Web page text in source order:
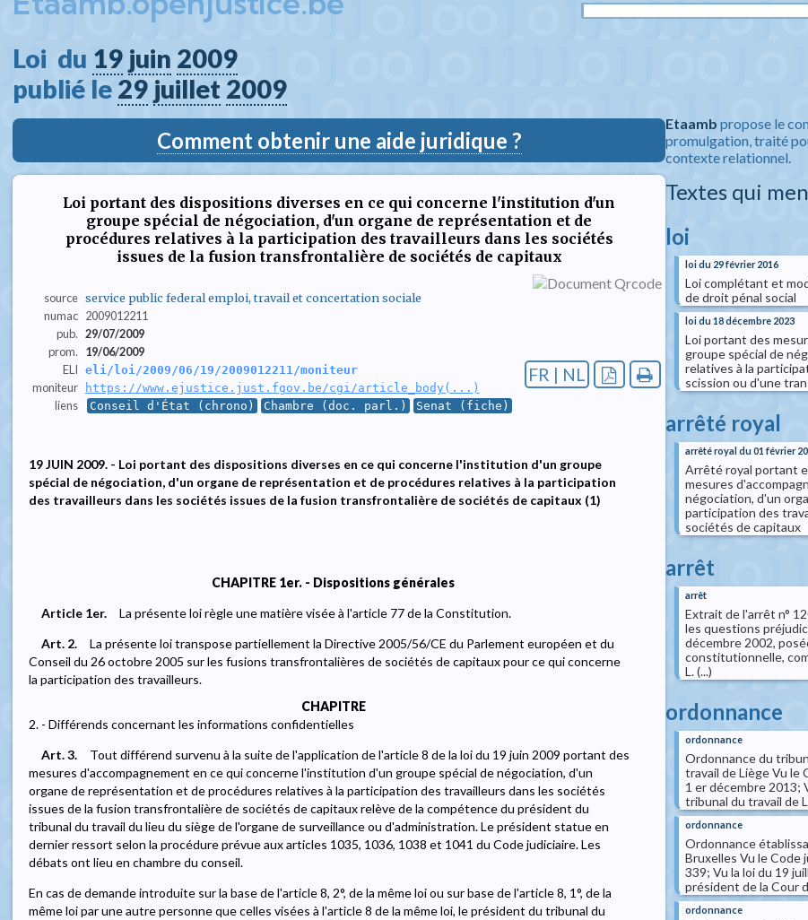
Loi  du 19 juin 2009
publié le 29 juillet 2009
Comment obtenir une aide juridique ?
Loi portant des dispositions diverses en ce qui concerne l'institution d'un
groupe spécial de négociation, d'un organe de représentation et de
procédures relatives à la participation des travailleurs dans les sociétés
issues de la fusion transfrontalière de sociétés de capitaux
source service public federal emploi, travail et concertation sociale
numac 2009012211
pub. 29/07/2009
prom.
19/06/2009
ELI eli/loi/2009/06/19/2009012211/moniteur
moniteur https://www.ejustice.just.fgov.be/cgi/article_body(...)
liens Conseil d'État (chrono) Chambre (doc. parl.) Senat (fiche)
FR | NL
19 JUIN 2009. - Loi portant des dispositions diverses en ce qui concerne l'institution d'un groupe
spécial de négociation, d'un organe de représentation et de procédures relatives à la participation
des travailleurs dans les sociétés issues de la fusion transfrontalière de sociétés de capitaux (1)
CHAPITRE 1er. - Dispositions générales
Article 1er.
La présente loi règle une matière visée à l'article 77 de la Constitution.
Art. 2.
La présente loi transpose partiellement la Directive 2005/56/CE du Parlement européen et du
Conseil du 26 octobre 2005 sur les fusions transfrontalières de sociétés de capitaux pour ce qui concerne
la participation des travailleurs.
CHAPITRE
2. - Différends concernant les informations confidentielles
Art. 3.
Tout différend survenu à la suite de l'application de l'article 8 de la loi du 19 juin 2009 portant des
mesures d'accompagnement en ce qui concerne l'institution d'un groupe spécial de négociation, d'un
organe de représentation et de procédures relatives à la participation des travailleurs dans les sociétés
issues de la fusion transfrontalière de sociétés de capitaux relève de la compétence du président du
tribunal du travail du lieu du siège de l'organe de surveillance ou d'administration. Le président statue en
dernier ressort selon la procédure prévue aux articles 1035, 1036, 1038 et 1041 du Code judiciaire. Les
débats ont lieu en chambre du conseil.
En cas de demande introduite sur la base de l'article 8, 2°, de la même loi ou sur base de l'article 8, 1°, de la
même loi par une autre personne que celles visées à l'article 8 de la même loi, le président du tribunal du
Etaamb propose le
promulgation, traité
contexte relationnel.
Textes qui
loi
loi du 29 février 2016
Loi complétant et
de droit pénal social
loi du 18 décembre 2023
Loi portant des
groupe spécial de
relatives à la
scission ou d'une
arrêté royal
arrêté royal du 01 février
Arrêté royal portant
mesures
négociation, d'un
participation des
sociétés de capitaux
arrêt
arrêt
Extrait de l'arrêt n°
les questions
décembre 2002,
constitutionnelle,
L. (...)
ordonnance
ordonnance
Ordonnance du
travail de Liège Vu le
1 er décembre 2013;
tribunal du travail de
ordonnance
Ordonnance
Bruxelles Vu le Code
339; Vu la loi du 19
président de la Cour
ordonnance